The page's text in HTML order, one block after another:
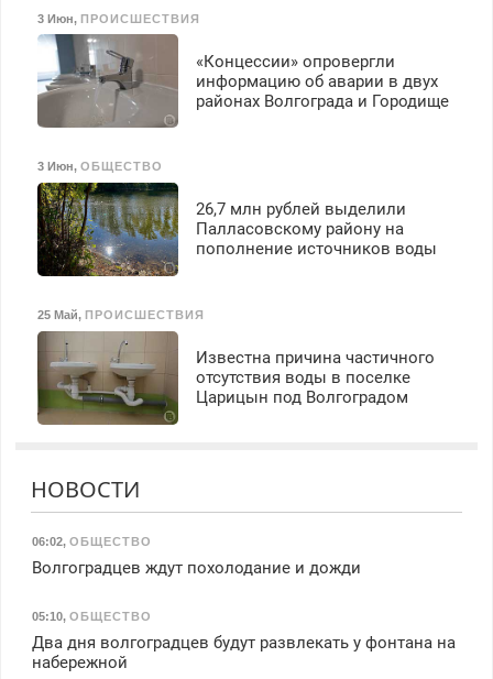
3 Июн, ПРОИСШЕСТВИЯ
«Концессии» опровергли
информацию об аварии в двух
районах Волгограда и Городище
3 Июн, ОБЩЕСТВО
26,7 млн рублей выделили
Палласовскому району на
пополнение источников воды
25 Май, ПРОИСШЕСТВИЯ
Известна причина частичного
отсутствия воды в поселке
Царицын под Волгоградом
НОВОСТИ
06:02, ОБЩЕСТВО
Волгоградцев ждут похолодание и дожди
05:10, ОБЩЕСТВО
Два дня волгоградцев будут развлекать у фонтана на
набережной